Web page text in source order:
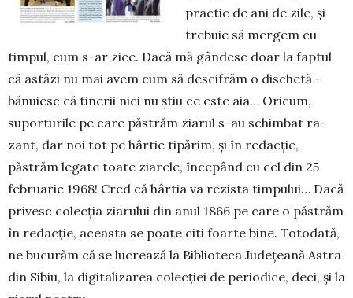
practic de ani de zile, și
trebuie să mergem cu
tim­pul, cum s-ar zice. Dacă mă gândesc doar la faptul
că astăzi nu mai avem cum să descifrăm o dischetă –
bănuiesc că tinerii nici nu știu ce este aia… Ori­cum,
suporturile pe care păstrăm ziarul s-au schimbat ra­
zant, dar noi tot pe hârtie tipărim, și în redacție,
păstrăm legate toate ziarele, începând cu cel din 25
februarie 1968! Cred că hârtia va rezista timpului… Dacă
privesc colecția ziarului din anul 1866 pe care o păstrăm
în redacție, aceasta se poate citi foarte bine. Totodată,
ne bucurăm că se lu­crează la Biblioteca Județeană Astra
din Sibiu, la digitalizarea colecției de periodice, deci, și la